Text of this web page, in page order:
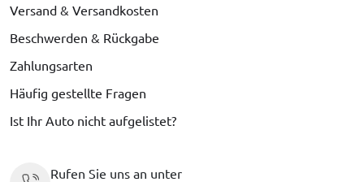
Versand & Versandkosten
Beschwerden & Rückgabe
Zahlungsarten
Häufig gestellte Fragen
Ist Ihr Auto nicht aufgelistet?
Rufen Sie uns an unter